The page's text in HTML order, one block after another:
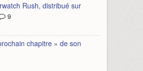
Rush, distribué sur
9
chapitre » de son